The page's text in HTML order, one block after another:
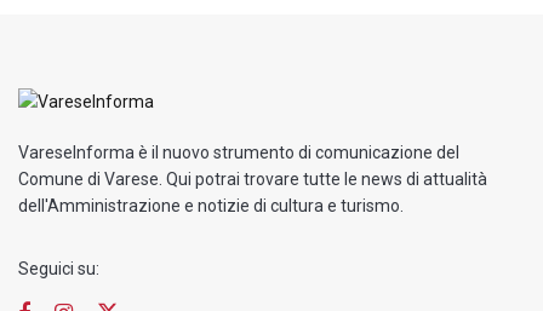
VareseInforma è il nuovo strumento di comunicazione del
Comune di Varese. Qui potrai trovare tutte le news di attualità
dell'Amministrazione e notizie di cultura e turismo.
Seguici su: